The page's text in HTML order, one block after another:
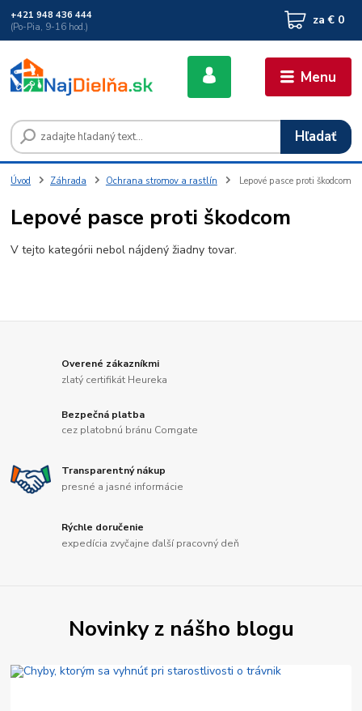
Menu
Hľadať
+421 948 436 444
(Po-Pia, 9-16 hod.)
za € 0
Úvod Záhrada Ochrana stromov a rastlín Lepové pasce proti škodcom
Lepové pasce proti škodcom
V tejto kategórii nebol nájdený žiadny tovar.
Overené zákazníkmi
zlatý certifikát Heureka
Bezpečná platba
cez platobnú bránu Comgate
Transparentný nákup
presné a jasné informácie
Rýchle doručenie
expedícia zvyčajne ďalší pracovný deň
Novinky z nášho blogu